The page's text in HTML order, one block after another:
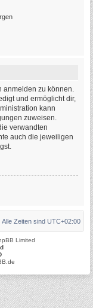
anmelden zu können.
und ermöglicht dir,
kann
zuweisen.
verwandten
auch die jeweiligen
Alle Zeiten sind UTC+02:00
Limited